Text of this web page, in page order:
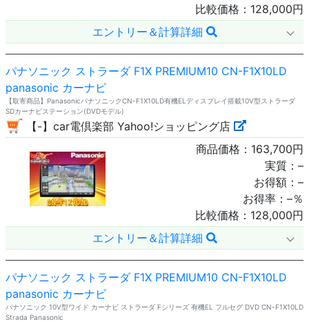
比較価格： 128,000円
エントリー＆計算詳細
パナソニック ストラーダ F1X PREMIUM10 CN-F1X10LD
panasonic カーナビ
【取寄商品】PanasonicパナソニックCN-F1X10LD有機ELディスプレイ搭載10V型ストラーダ
SDカーナビステーション(DVDモデル)
【-】car電倶楽部 Yahoo!ショッピング店
商品価格： 163,700円
実質： –
お得額： –
お得率： –％
比較価格： 128,000円
エントリー＆計算詳細
パナソニック ストラーダ F1X PREMIUM10 CN-F1X10LD
panasonic カーナビ
パナソニック 10V型ワイド カーナビ ストラーダ Fシリーズ 有機EL フルセグ DVD CN-F1X10LD
Strada Panasonic